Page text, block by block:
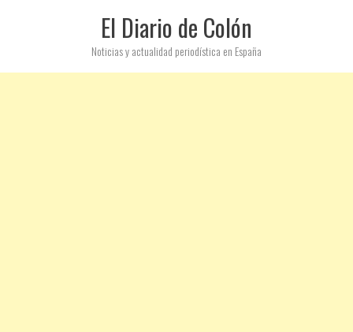
El Diario de Colón
Noticias y actualidad periodística en España